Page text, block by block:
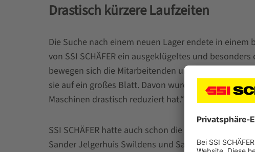
Drastisch kürzere Laufzeiten
Die Suche nach einem neuen Lager endete in
von SSI SCHÄFER ein ausgeklügeltes und
bewegen sich die Mitarbeitenden und Waren durch
sie auf ein großes Blatt. Davon wurden 95 Prozent
Maschinen drastisch reduziert hat.“
SSI SCHÄFER hatte auch schon die Regale für das
Sander Jelgerhuis Swildens und Sabine Huijskes,